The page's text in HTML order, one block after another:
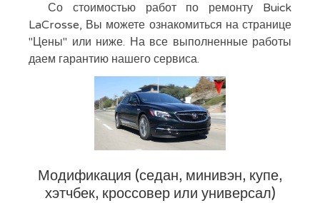
Со стоимостью работ по ремонту Buick
LaCrosse, Вы можете ознакомиться на странице
"Цены" или ниже. На все выполненные работы
даем гарантию нашего сервиса.
Модификация (седан, минивэн, купе,
хэтчбек, кроссовер или универсал)